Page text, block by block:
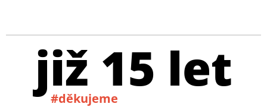
již 15 let
#děkujeme